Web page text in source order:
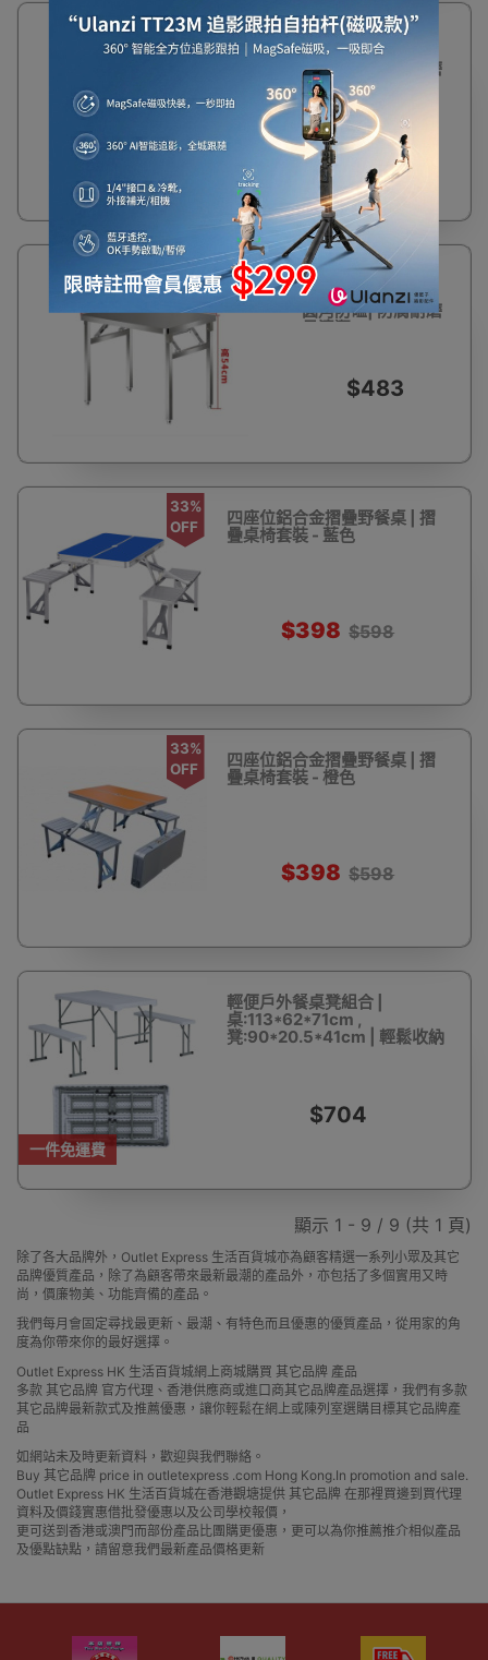
特厚不鏽鋼折疊桌|
方便攜帶展開即用|
圓角防磕| 防腐耐磨
易清潔
$396
特厚不鏽鋼折疊桌|
方便攜帶展開即用|
圓角防磕| 防腐耐磨
易清潔
$483
33%
OFF
四座位鋁合金摺疊野餐桌 | 摺
疊桌椅套裝 - 藍色
$398 $598
33%
OFF
四座位鋁合金摺疊野餐桌 | 摺
疊桌椅套裝 - 橙色
$398 $598
一件免運費
輕便戶外餐桌凳組合 |
桌:113*62*71cm ,
凳:90*20.5*41cm | 輕鬆收納
$704
顯示 1 - 9 / 9 (共 1 頁)
除了各大品牌外，Outlet Express 生活百貨城亦為顧客精選一系列小眾及其它
品牌優質產品，除了為顧客帶來最新最潮的產品外，亦包括了多個實用又時
尚，價廉物美、功能齊備的產品。
我們每月會固定尋找最更新、最潮、有特色而且優惠的優質產品，從用家的角
度為你帶來你的最好選擇。
Outlet Express HK 生活百貨城網上商城購買 其它品牌 產品
多款 其它品牌 官方代理、香港供應商或進口商其它品牌產品選擇，我們有多款
其它品牌最新款式及推薦優惠，讓你輕鬆在網上或陳列室選購目標其它品牌產
品
如網站未及時更新資料，歡迎與我們聯絡。
Buy 其它品牌 price in outletexpress .com Hong Kong.In promotion and sale.
Outlet Express HK 生活百貨城在香港觀塘提供 其它品牌 在那裡買邊到買代理
資料及價錢實惠借批發優惠以及公司學校報價，
更可送到香港或澳門而部份產品比團購更優惠，更可以為你推薦推介相似產品
及優點缺點，請留意我們最新產品價格更新